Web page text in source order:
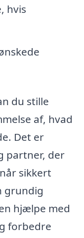
hvis
du stille
af, hvad
Det er
partner, der
sikkert
grundig
hjælpe med
forbedre